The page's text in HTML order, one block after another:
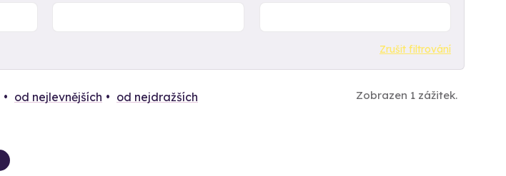
Zrušit filtrování
od nejlevnějších od nejdražších Zobrazen 1 zážitek.